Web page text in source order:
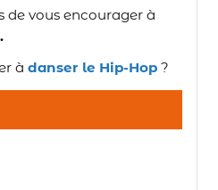
de vous encourager à
.
à danser le Hip-Hop?